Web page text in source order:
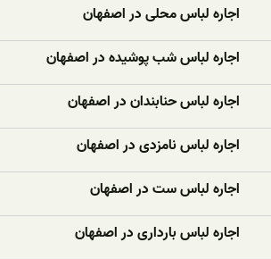
اجاره لباس محلی در اصفهان
اجاره لباس شب پوشیده در اصفهان
اجاره لباس حنابندان در اصفهان
اجاره لباس نامزدی در اصفهان
اجاره لباس ست در اصفهان
اجاره لباس بارداری در اصفهان